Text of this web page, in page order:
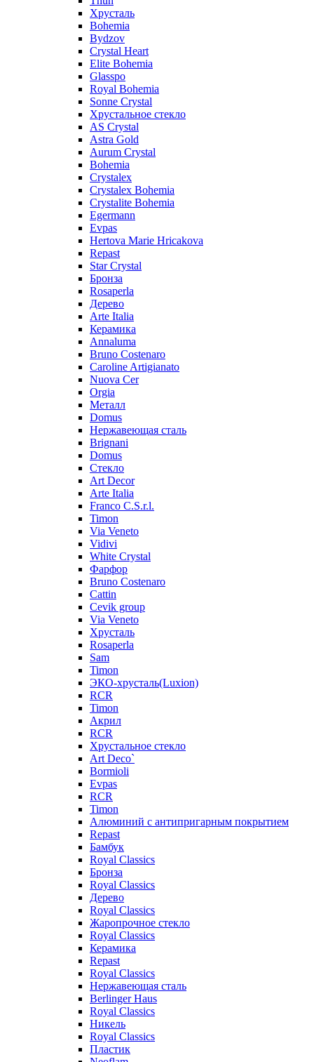
Хрусталь
Bohemia
Bydzov
Crystal Heart
Elite Bohemia
Glasspo
Royal Bohemia
Sonne Crystal
Хрустальное стекло
AS Crystal
Astra Gold
Aurum Crystal
Bohemia
Crystalex
Crystalex Bohemia
Crystalite Bohemia
Egermann
Evpas
Hertova Marie Hricakova
Repast
Star Crystal
Бронза
Rosaperla
Дерево
Arte Italia
Керамика
Annaluma
Bruno Costenaro
Caroline Artigianato
Nuova Cer
Orgia
Металл
Domus
Нержавеющая сталь
Brignani
Domus
Стекло
Art Decor
Arte Italia
Franco C.S.r.l.
Timon
Via Veneto
Vidivi
White Crystal
Фарфор
Bruno Costenaro
Cattin
Cevik group
Via Veneto
Хрусталь
Rosaperla
Sam
Timon
ЭКО-хрусталь(Luxion)
RCR
Timon
Акрил
RCR
Хрустальное стекло
Art Deco`
Bormioli
Evpas
RCR
Timon
Алюминий с антипригарным покрытием
Repast
Бамбук
Royal Classics
Бронза
Royal Classics
Дерево
Royal Classics
Жаропрочное стекло
Royal Classics
Керамика
Repast
Royal Classics
Нержавеющая сталь
Berlinger Haus
Royal Classics
Никель
Royal Classics
Пластик